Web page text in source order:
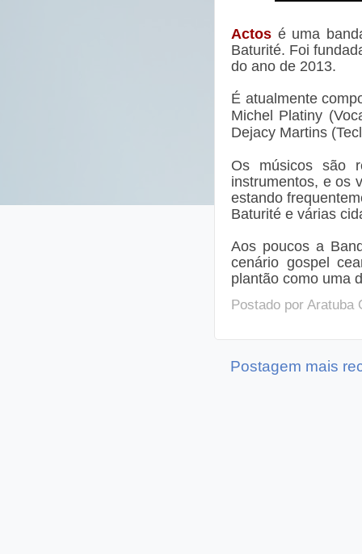
Actos é uma
Baturité. Foi
do ano de 2013.
É atualmente
Michel Platiny
Dejacy Martins
Os músicos são
instrumentos, e os
estando
Baturité e várias
Aos poucos a
cenário gospel
plantão como uma
Postado por Aratuba
Postagem mais